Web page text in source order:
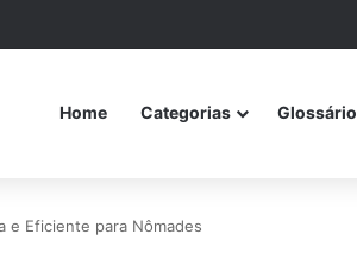
Home Categorias Glossário
e Eficiente para Nômades